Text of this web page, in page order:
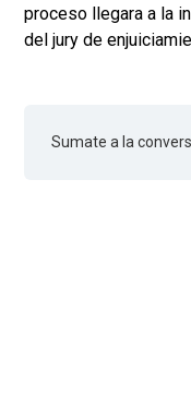
proceso llegara a la
del jury de
Sumate a la